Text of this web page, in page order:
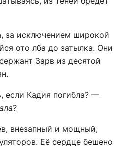
за исключением широкой
ото лба до затылка. Они
Зарв из десятой
Кадия погибла? —
?
внезапный и мощный,
Её сердце бешено